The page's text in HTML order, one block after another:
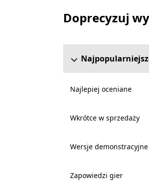
Doprecyzuj
Pomiń sekcję uściślania
Najlepiej oceniane
Wkrótce w sprzedaży
Wersje
Zapowiedzi gier